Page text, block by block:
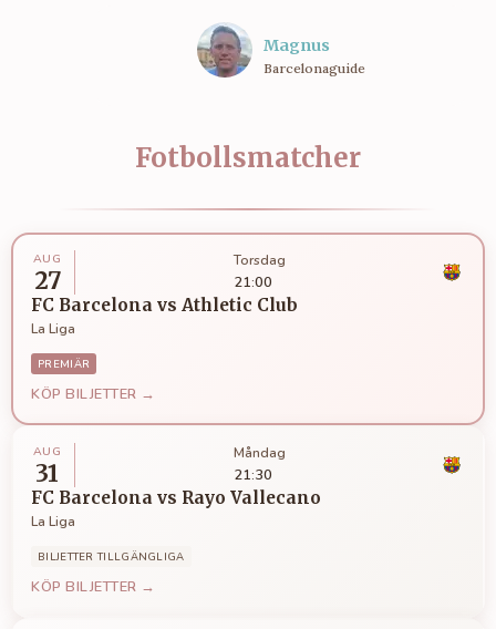
Magnus
Barcelonaguide
Fotbollsmatcher
AUG
27
Torsdag
21:00
FC Barcelona vs Athletic Club
La Liga
PREMIÄR
KÖP BILJETTER →
AUG
31
Måndag
21:30
FC Barcelona vs Rayo Vallecano
La Liga
BILJETTER TILLGÄNGLIGA
KÖP BILJETTER →